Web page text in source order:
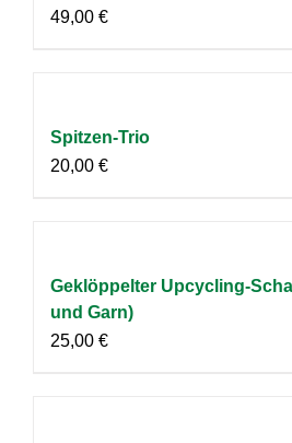
49,00 €
Spitzen-Trio
20,00 €
Geklöppelter Upcycling-
und Garn)
25,00 €